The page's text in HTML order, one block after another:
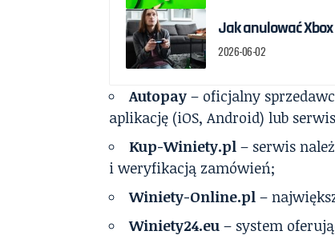
Jak anulować
2026-06-02
Autopay – oficjalny
aplikację (iOS, Android) lub
Kup-Winiety.pl – serwis
i weryfikacją zamówień;
Winiety-Online.pl –
Winiety24.eu – system